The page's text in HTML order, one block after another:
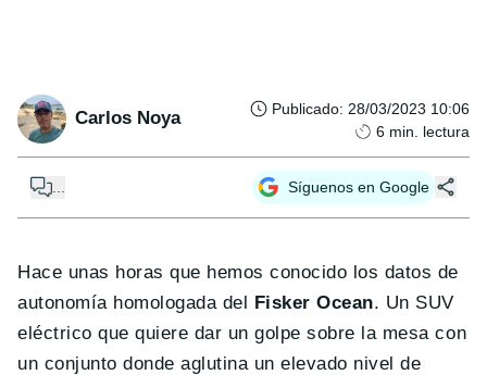
Carlos Noya Publicado: 28/03/2023 10:06
6 min. lectura
Síguenos en Google
Hace unas horas que hemos conocido los datos de
autonomía homologada del Fisker Ocean. Un SUV
eléctrico que quiere dar un golpe sobre la mesa con
un conjunto donde aglutina un elevado nivel de